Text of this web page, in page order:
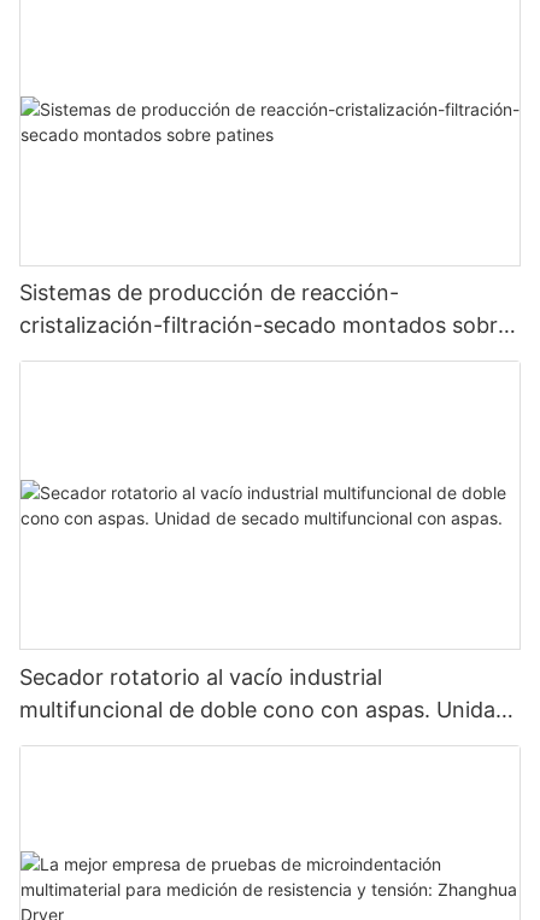
Sistemas de producción de reacción-
cristalización-filtración-secado montados sobre
patines
Secador rotatorio al vacío industrial
multifuncional de doble cono con aspas. Unidad
de secado multifuncional con aspas.